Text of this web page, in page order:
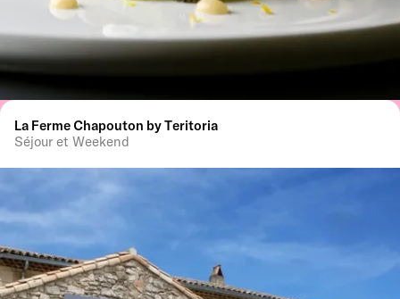
La Ferme Chapouton by Teritoria
Séjour et Weekend